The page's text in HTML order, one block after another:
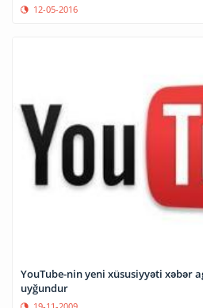
12-05-2016
YouTube-nin yeni xüsusiyyəti xəbər
uyğundur